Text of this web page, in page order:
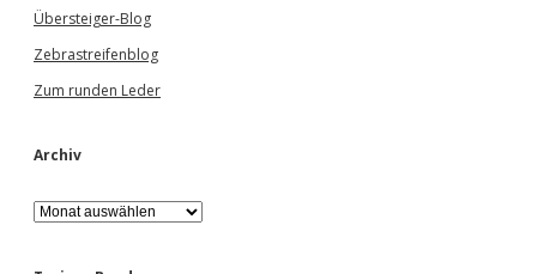
Übersteiger-Blog
Zebrastreifenblog
Zum runden Leder
Archiv
A
r
h